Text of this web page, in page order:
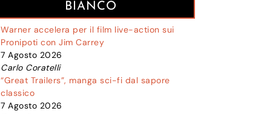
BIANCO
Warner accelera per il film live-action sui
Pronipoti con Jim Carrey
7 Agosto 2026
Carlo Coratelli
“Great Trailers”, manga sci-fi dal sapore
classico
7 Agosto 2026